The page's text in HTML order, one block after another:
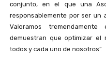
conjunto, en el que una
responsablemente por ser un
Valoramos
demuestran que optimizar
todos y cada uno de nosotros”.